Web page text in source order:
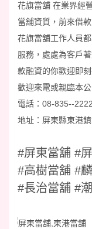
花旗當舖 在業界經
當舖資質，前來借
花旗當舖工作人員
服務，處處為客戶
款融資的你歡迎即
歡迎來電或親臨本
電話：08-835--2222
地址：屏東縣東港
#屏東當舖 #
#高樹當舖 #
#長治當舖 #